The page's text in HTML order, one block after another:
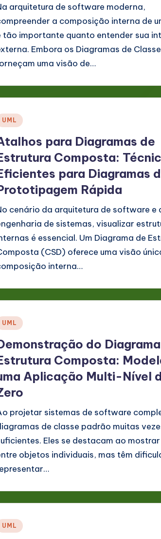
arquitetura de software moderna,
a composição interna de
tão importante quanto entender sua
Embora os Diagramas de
uma visão de…
UML
para Diagramas de
Composta:
para Diagramas
Rápida
cenário da arquitetura de software e
de sistemas, visualizar
é essencial. Um Diagrama de
(CSD) oferece uma visão
interna…
UML
do
Composta:
Aplicação Multi-Nível
projetar sistemas de software
de classe padrão muitas
Eles se destacam ao
objetos individuais, mas têm
UML